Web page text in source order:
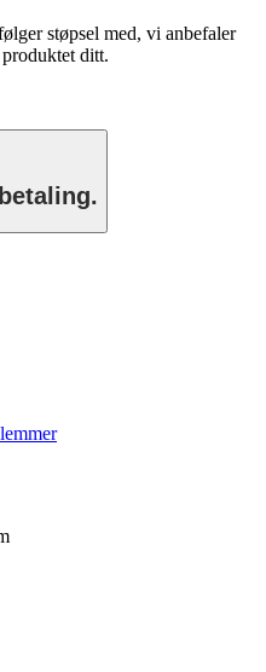
støpsel med, vi anbefaler
ditt.